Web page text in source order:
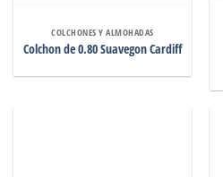
COLCHONES Y ALMOHADAS
Colchon de 0.80 Suavegon Cardiff